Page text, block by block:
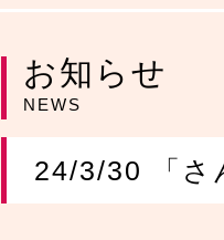
お知らせ
NEWS
24/3/30 「さ